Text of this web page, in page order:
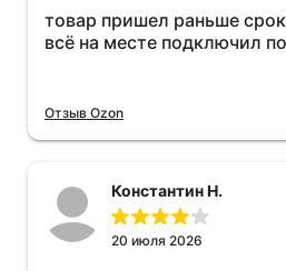
товар пришел раньше
всё на месте подключил
Отзыв Ozon
Константин Н.
20 июля 2026